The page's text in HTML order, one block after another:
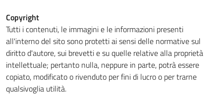
Copyright
Tutti i contenuti, le immagini e le informazioni presenti
all'interno del sito sono protetti ai sensi delle normative sul
diritto d'autore, sui brevetti e su quelle relative alla proprietà
intellettuale; pertanto nulla, neppure in parte, potrà essere
copiato, modificato o rivenduto per fini di lucro o per trarne
qualsivoglia utilità.